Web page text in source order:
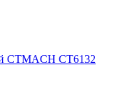
CTMACH CT6132